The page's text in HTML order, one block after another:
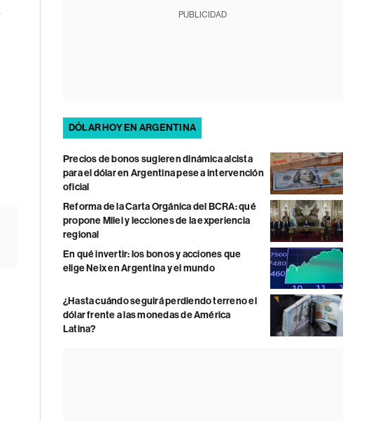
PUBLICIDAD
DÓLAR HOY EN ARGENTINA
Precios de bonos sugieren dinámica alcista
para el dólar en Argentina pese a intervención
oficial
Reforma de la Carta Orgánica del BCRA: qué
propone Milei y lecciones de la experiencia
regional
En qué invertir: los bonos y acciones que
elige Neix en Argentina y el mundo
¿Hasta cuándo seguirá perdiendo terreno el
dólar frente a las monedas de América
Latina?